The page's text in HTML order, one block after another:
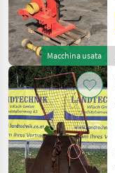
Macchina usata